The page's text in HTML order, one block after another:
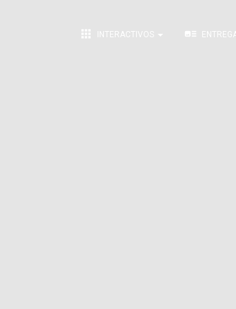
apps INTERACTIVOS art_track